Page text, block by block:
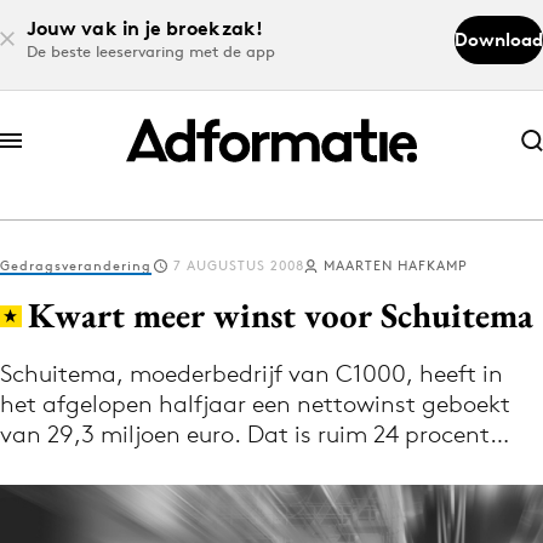
Jouw vak in je broekzak!
De beste leeservaring met de app
Download
Abonneer nu
Abonneer nu
Log in
Download de app
Volg het laatste nieuws via de Adformatie
Nieuws app
Gedragsverandering 7 AUGUSTUS 2008 MAARTEN HAFKAMP
Kwart meer winst voor Schuitema
Schuitema, moederbedrijf van C1000, heeft in
het afgelopen halfjaar een nettowinst geboekt
van 29,3 miljoen euro. Dat is ruim 24 procent…